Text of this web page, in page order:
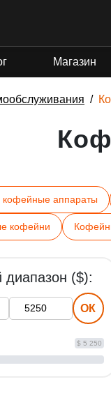
Магазин
кофейные аппараты
кофейни
диапазон ($):
ОК
$ 5 250